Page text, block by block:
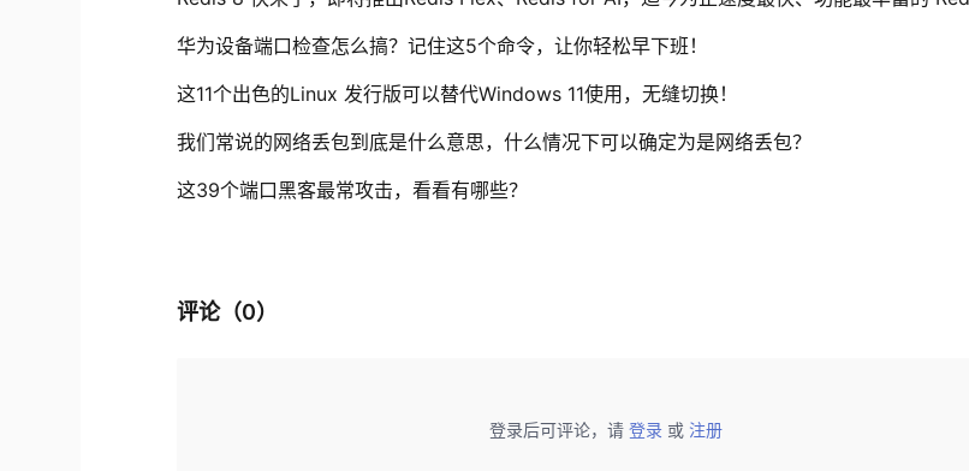
华为设备端口检查怎么搞？记住这5个命令，让你轻松早下班！
这11个出色的Linux 发行版可以替代Windows 11使用，无缝切换！
我们常说的网络丢包到底是什么意思，什么情况下可以确定为是网络丢包？
这39个端口黑客最常攻击，看看有哪些？
评论（0）
登录后可评论，请 登录 或 注册